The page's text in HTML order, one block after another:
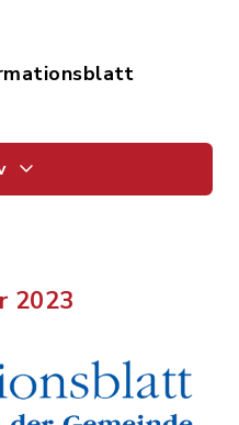
2023